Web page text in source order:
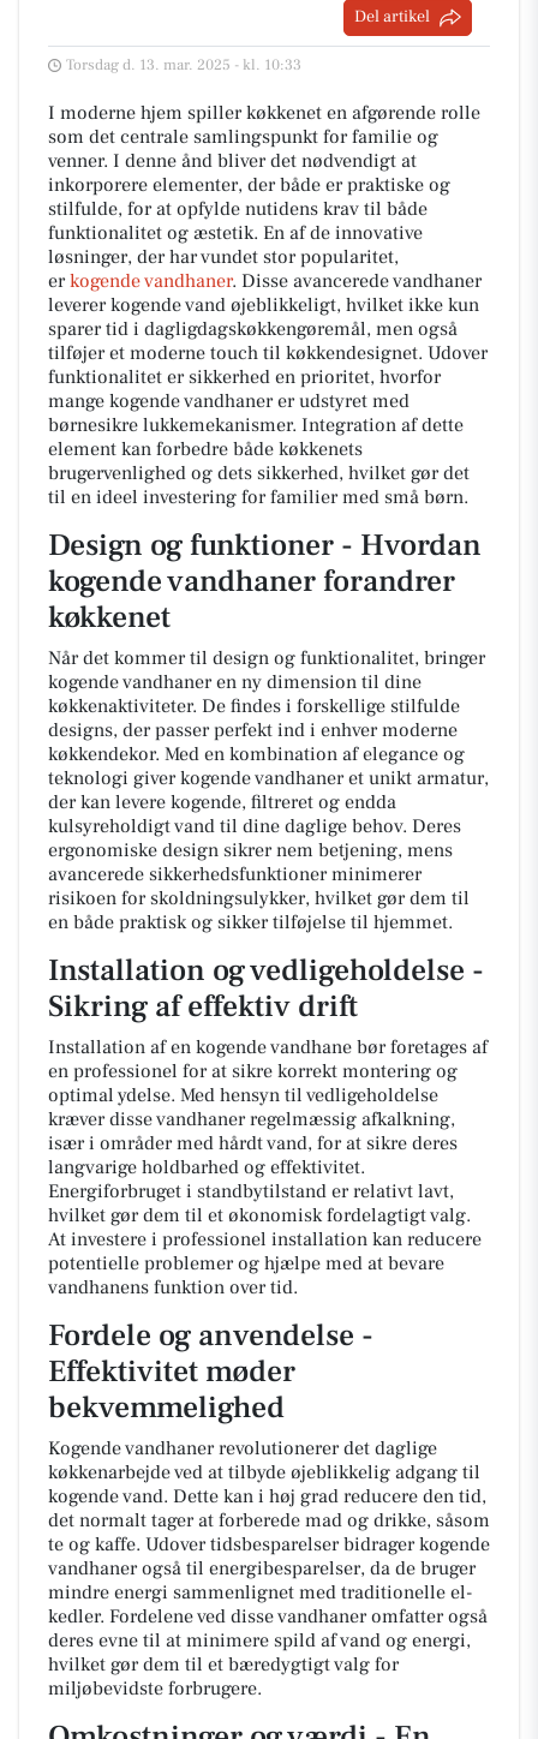
Del artikel
Torsdag d. 13. mar. 2025 - kl. 10:33
I moderne hjem spiller køkkenet en afgørende rolle
som det centrale samlingspunkt for familie og
venner. I denne ånd bliver det nødvendigt at
inkorporere elementer, der både er praktiske og
stilfulde, for at opfylde nutidens krav til både
funktionalitet og æstetik. En af de innovative
løsninger, der har vundet stor popularitet,
erkogende vandhaner. Disse avancerede vandhaner
leverer kogende vand øjeblikkeligt, hvilket ikke kun
sparer tid i dagligdagskøkkengøremål, men også
tilføjer et moderne touch til køkkendesignet. Udover
funktionalitet er sikkerhed en prioritet, hvorfor
mange kogende vandhaner er udstyret med
børnesikre lukkemekanismer. Integration af dette
element kan forbedre både køkkenets
brugervenlighed og dets sikkerhed, hvilket gør det
til en ideel investering for familier med små børn.
Design og funktioner - Hvordan
kogende vandhaner forandrer
køkkenet
Når det kommer til design og funktionalitet, bringer
kogende vandhaner en ny dimension til dine
køkkenaktiviteter. De findes i forskellige stilfulde
designs, der passer perfekt ind i enhver moderne
køkkendekor. Med en kombination af elegance og
teknologi giver kogende vandhaner et unikt armatur,
der kan levere kogende, filtreret og endda
kulsyreholdigt vand til dine daglige behov. Deres
ergonomiske design sikrer nem betjening, mens
avancerede sikkerhedsfunktioner minimerer
risikoen for skoldningsulykker, hvilket gør dem til
en både praktisk og sikker tilføjelse til hjemmet.
Installation og vedligeholdelse -
Sikring af effektiv drift
Installation af en kogende vandhane bør foretages af
en professionel for at sikre korrekt montering og
optimal ydelse. Med hensyn til vedligeholdelse
kræver disse vandhaner regelmæssig afkalkning,
især i områder med hårdt vand, for at sikre deres
langvarige holdbarhed og effektivitet.
Energiforbruget i standbytilstand er relativt lavt,
hvilket gør dem til et økonomisk fordelagtigt valg.
At investere i professionel installation kan reducere
potentielle problemer og hjælpe med at bevare
vandhanens funktion over tid.
Fordele og anvendelse -
Effektivitet møder
bekvemmelighed
Kogende vandhaner revolutionerer det daglige
køkkenarbejde ved at tilbyde øjeblikkelig adgang til
kogende vand. Dette kan i høj grad reducere den tid,
det normalt tager at forberede mad og drikke, såsom
te og kaffe. Udover tidsbesparelser bidrager kogende
vandhaner også til energibesparelser, da de bruger
mindre energi sammenlignet med traditionelle el-
kedler. Fordelene ved disse vandhaner omfatter også
deres evne til at minimere spild af vand og energi,
hvilket gør dem til et bæredygtigt valg for
miljøbevidste forbrugere.